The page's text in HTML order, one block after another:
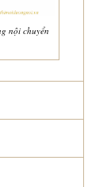
nội chuyển